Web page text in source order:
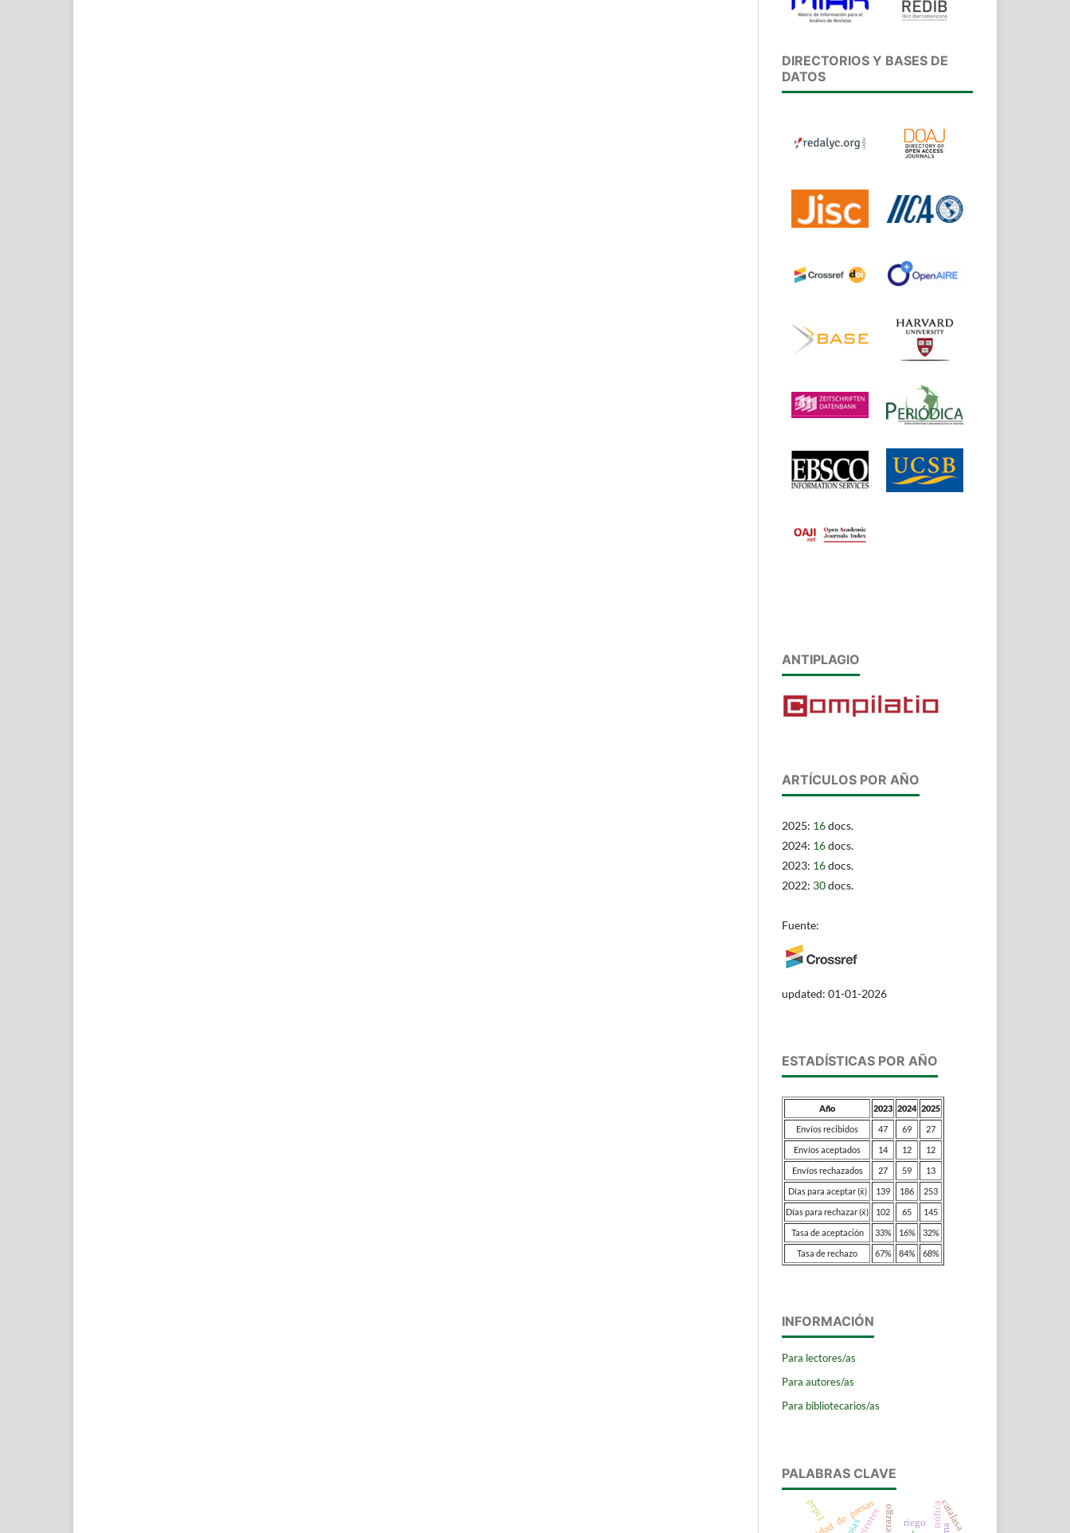
DIRECTORIOS Y BASES DE
DATOS
ANTIPLAGIO
ARTÍCULOS POR AÑO
2025: 16docs.
2024: 16docs.
2023: 16docs.
2022: 30docs.
Fuente:
updated: 01-01-2026
ESTADÍSTICAS POR AÑO
Año 2023 2024 2025
Envíos recibidos
47 69
27
Envíos aceptados
14 12
12
Envíos rechazados
27 59
13
Días para aceptar (x̄)
139 186
253
Días para rechazar (x̄)
102 65
145
Tasa de aceptación
33% 16%
32%
Tasa de rechazo
67% 84% 68%
INFORMACIÓN
Para lectores/as
Para autores/as
Para bibliotecarios/as
PALABRAS CLAVE
liderazgo riego catalasa
pept1